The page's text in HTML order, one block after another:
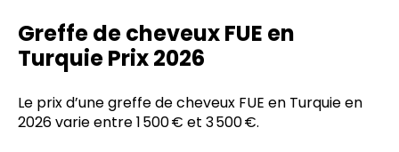
Greffe de cheveux FUE en
Turquie Prix 2026
Le prix d’une greffe de cheveux FUE en Turquie en
2026 varie entre 1 500 € et 3 500 €.